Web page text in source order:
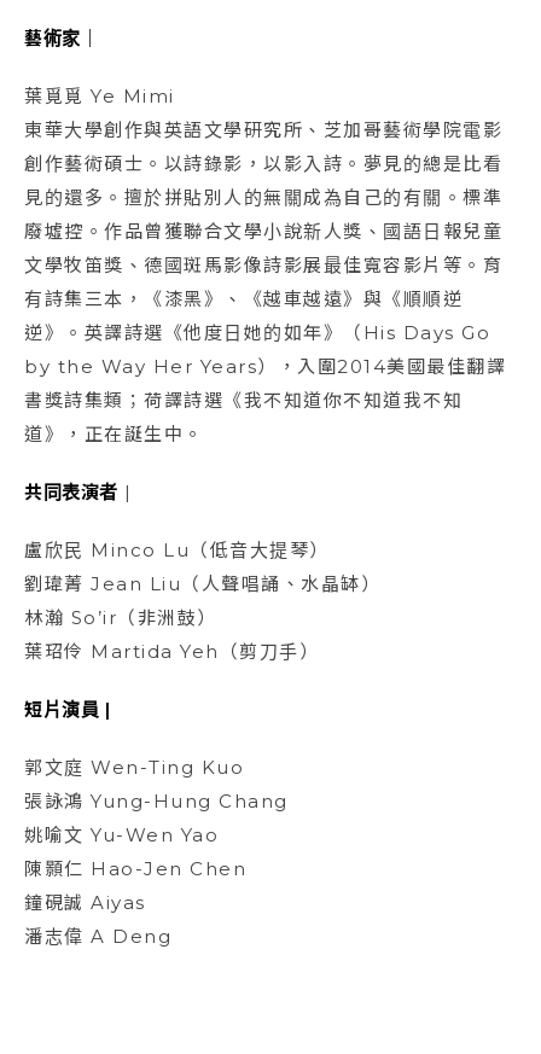
藝術家｜
葉覓覓 Ye Mimi
東華大學創作與英語文學研究所、芝加哥藝術學院電影
創作藝術碩士。以詩錄影，以影入詩。夢見的總是比看
見的還多。擅於拼貼別人的無關成為自己的有關。標準
廢墟控。作品曾獲聯合文學小說新人獎、國語日報兒童
文學牧笛獎、德國斑馬影像詩影展最佳寬容影片等。育
有詩集三本，《漆黑》、《越車越遠》與《順順逆
逆》。英譯詩選《他度日她的如年》（His Days Go
by the Way Her Years），入圍2014美國最佳翻譯
書獎詩集類；荷譯詩選《我不知道你不知道我不知
道》，正在誕生中。
共同表演者 |
盧欣民 Minco Lu（低音大提琴）
劉瑋菁 Jean Liu（人聲唱誦、水晶缽）
林瀚 So’ir（非洲鼓）
葉玿伶 Martida Yeh（剪刀手）
短片演員 |
郭文庭 Wen-Ting Kuo
張詠鴻 Yung-Hung Chang
姚喻文 Yu-Wen Yao
陳顥仁 Hao-Jen Chen
鐘硯誠 Aiyas
潘志偉 A Deng